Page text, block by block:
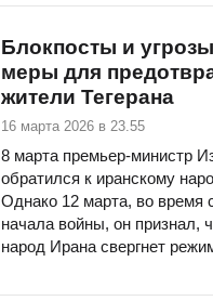
Блокпосты и
меры для
жители Тегерана
16 марта 2026 в 23.55
8 марта премьер-министр
обратился к иранскому
Однако 12 марта, во время
начала войны, он признал,
народ Ирана свергнет